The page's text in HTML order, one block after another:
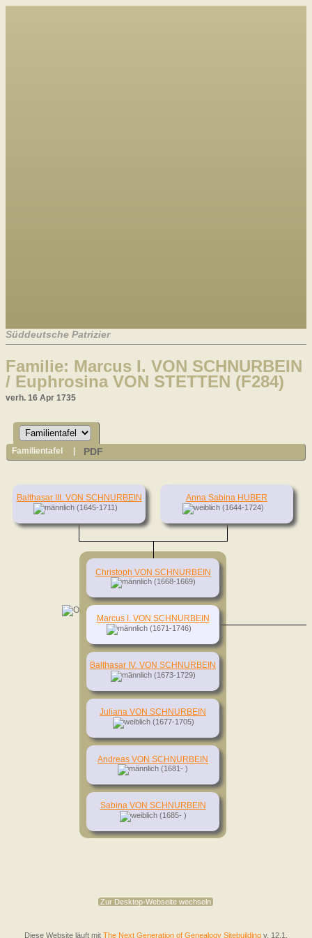
Süddeutsche Patrizier
Familie: Marcus I. VON SCHNURBEIN
/ Euphrosina VON STETTEN (F284)
verh. 16 Apr 1735
Familientafel PDF
Balthasar III. VON SCHNURBEIN
(1645-1711)
Anna Sabina HUBER
(1644-1724)
Christoph VON SCHNURBEIN
(1668-1669)
Balthasar IV. VON SCHNURBEIN
(1673-1729)
Juliana VON SCHNURBEIN
(1677-1705)
Andreas VON SCHNURBEIN
(1681- )
Sabina VON SCHNURBEIN
(1685- )
Marcus I. VON SCHNURBEIN
(1671-1746)
Zur Desktop-Webseite wechseln
Diese Website läuft mit The Next Generation of Genealogy Sitebuilding v. 12.1,